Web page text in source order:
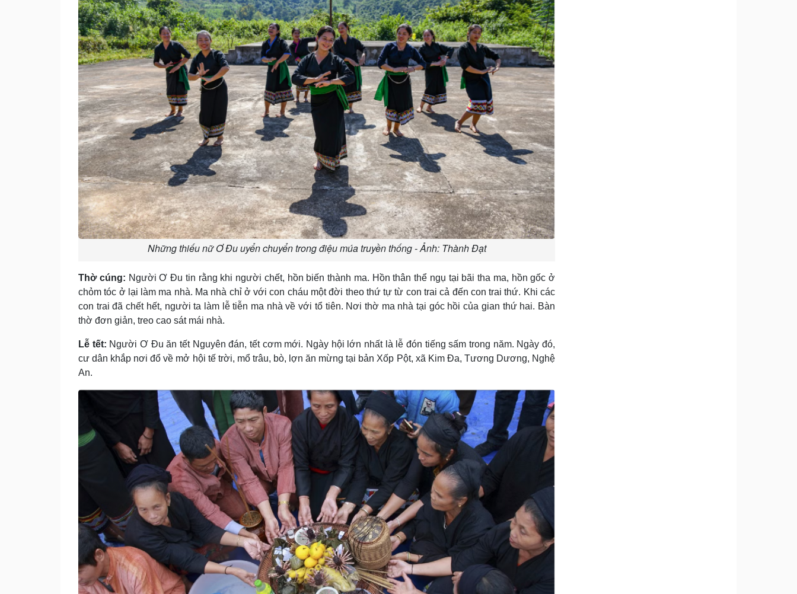
Những thiếu nữ Ơ Đu uyển chuyển trong điệu múa truyền thống - Ảnh: Thành Đạt
Thờ cúng: Người Ơ Ðu tin rằng khi người chết, hồn biến thành ma. Hồn thân thể ngụ tại bãi tha ma, hồn gốc ở
chỏm tóc ở lại làm ma nhà. Ma nhà chỉ ở với con cháu một đời theo thứ tự từ con trai cả đến con trai thứ. Khi các
con trai đã chết hết, người ta làm lễ tiễn ma nhà về với tổ tiên. Nơi thờ ma nhà tại góc hồi của gian thứ hai. Bàn
thờ đơn giản, treo cao sát mái nhà.
Lễ tết: Người Ơ Ðu ăn tết Nguyên đán, tết cơm mới. Ngày hội lớn nhất là lễ đón tiếng sấm trong năm. Ngày đó,
cư dân khắp nơi đổ về mở hội tế trời, mổ trâu, bò, lợn ăn mừng tại bản Xốp Pột, xã Kim Ða, Tương Dương, Nghệ
An.